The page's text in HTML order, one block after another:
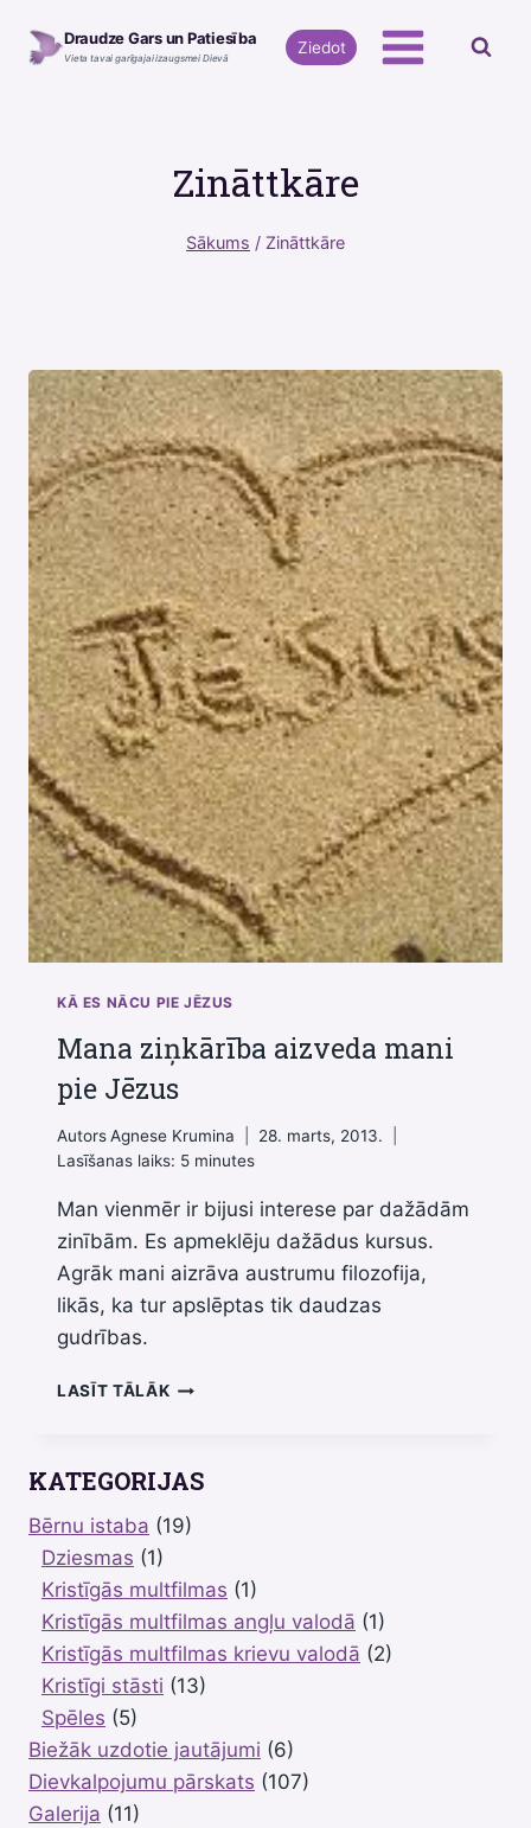
Draudze Gars un Patiesība
Vieta tavai garīgajai izaugsmei Dievā
Ziedot
Zināttkāre
Sākums / Zināttkāre
KĀ ES NĀCU PIE JĒZUS
Mana ziņkārība aizveda mani
pie Jēzus
AutorsAgnese Krumina
28. marts, 2013.
Lasīšanas laiks: 5 minutes
Man vienmēr ir bijusi interese par dažādām
zinībām. Es apmeklēju dažādus kursus.
Agrāk mani aizrāva austrumu filozofija,
likās, ka tur apslēptas tik daudzas
gudrības.
LASĪT TĀLĀKMANA
PIE
KATEGORIJAS
Bērnu istaba (19)
Dziesmas (1)
Kristīgās multfilmas (1)
Kristīgās multfilmas angļu valodā (1)
Kristīgās multfilmas krievu valodā (2)
Kristīgi stāsti (13)
Spēles (5)
Biežāk uzdotie jautājumi (6)
Dievkalpojumu pārskats (107)
Galerija (11)